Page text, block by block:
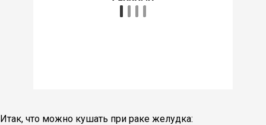
Итак, что можно кушать при раке желудка: